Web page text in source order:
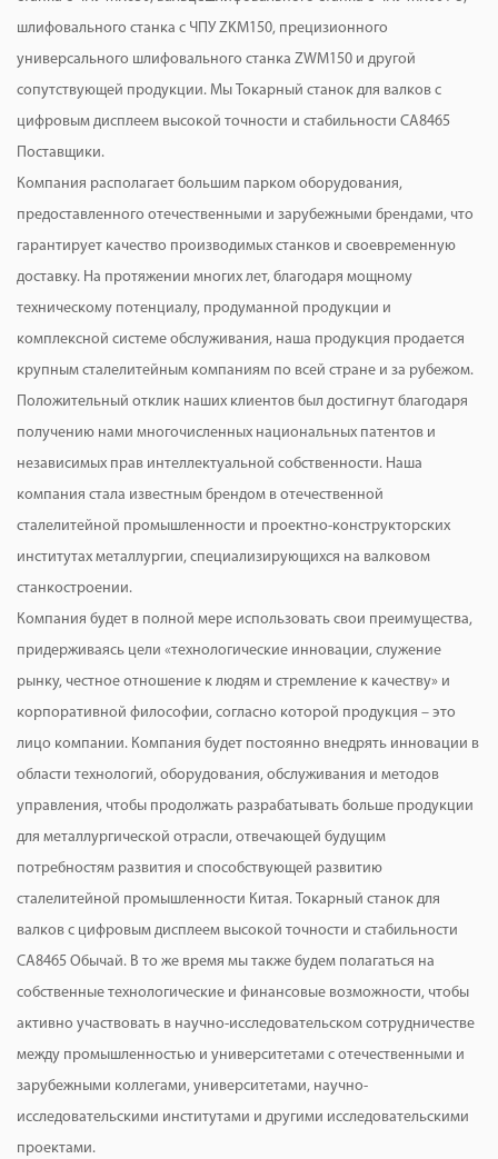
шлифовального станка с ЧПУ ZKM150, прецизионного
универсального шлифовального станка ZWM150 и другой
сопутствующей продукции. Мы Токарный станок для валков с
цифровым дисплеем высокой точности и стабильности CA8465
Поставщики.
Компания располагает большим парком оборудования,
предоставленного отечественными и зарубежными брендами, что
гарантирует качество производимых станков и своевременную
доставку. На протяжении многих лет, благодаря мощному
техническому потенциалу, продуманной продукции и
комплексной системе обслуживания, наша продукция продается
крупным сталелитейным компаниям по всей стране и за рубежом.
Положительный отклик наших клиентов был достигнут благодаря
получению нами многочисленных национальных патентов и
независимых прав интеллектуальной собственности. Наша
компания стала известным брендом в отечественной
сталелитейной промышленности и проектно-конструкторских
институтах металлургии, специализирующихся на валковом
станкостроении.
Компания будет в полной мере использовать свои преимущества,
придерживаясь цели «технологические инновации, служение
рынку, честное отношение к людям и стремление к качеству» и
корпоративной философии, согласно которой продукция – это
лицо компании. Компания будет постоянно внедрять инновации в
области технологий, оборудования, обслуживания и методов
управления, чтобы продолжать разрабатывать больше продукции
для металлургической отрасли, отвечающей будущим
потребностям развития и способствующей развитию
сталелитейной промышленности Китая. Токарный станок для
валков с цифровым дисплеем высокой точности и стабильности
CA8465 Обычай. В то же время мы также будем полагаться на
собственные технологические и финансовые возможности, чтобы
активно участвовать в научно-исследовательском сотрудничестве
между промышленностью и университетами с отечественными и
зарубежными коллегами, университетами, научно-
исследовательскими институтами и другими исследовательскими
проектами.